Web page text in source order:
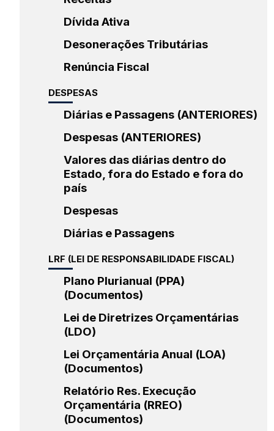
Dívida Ativa
Desonerações Tributárias
Renúncia Fiscal
DESPESAS
Diárias e Passagens (ANTERIORES)
Despesas (ANTERIORES)
Valores das diárias dentro do
Estado, fora do Estado e fora do
país
Despesas
Diárias e Passagens
LRF (LEI DE RESPONSABILIDADE FISCAL)
Plano Plurianual (PPA)
(Documentos)
Lei de Diretrizes Orçamentárias
(LDO)
Lei Orçamentária Anual (LOA)
(Documentos)
Relatório Res. Execução
Orçamentária (RREO)
(Documentos)